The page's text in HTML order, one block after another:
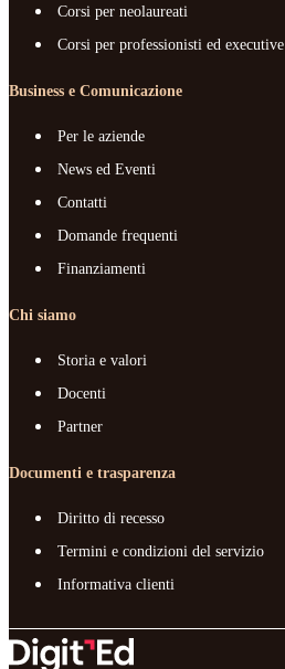
Corsi per neolaureati
Corsi per professionisti ed executive
Business e Comunicazione
Per le aziende
News ed Eventi
Contatti
Domande frequenti
Finanziamenti
Chi siamo
Storia e valori
Docenti
Partner
Documenti e trasparenza
Diritto di recesso
Termini e condizioni del servizio
Informativa clienti